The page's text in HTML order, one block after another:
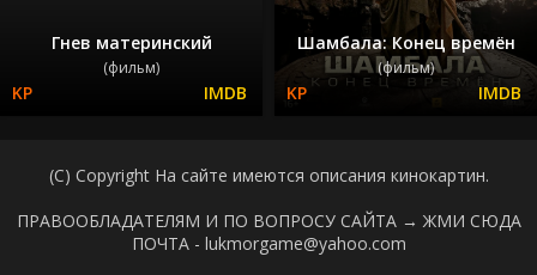
Гнев материнский
(фильм)
Шамбала: Конец времён
(фильм)
(C) Copyright На сайте имеются описания кинокартин.
ПРАВООБЛАДАТЕЛЯМ И ПО ВОПРОСУ САЙТА → ЖМИ СЮДА
ПОЧТА - lukmorgame@yahoo.com